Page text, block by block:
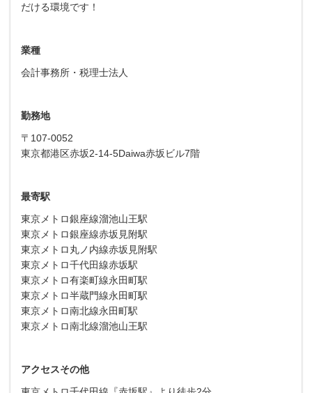
だける環境です！
業種
会計事務所・税理士法人
勤務地
〒107-0052
東京都港区赤坂2-14-5Daiwa赤坂ビル7階
最寄駅
東京メトロ銀座線溜池山王駅
東京メトロ銀座線赤坂見附駅
東京メトロ丸ノ内線赤坂見附駅
東京メトロ千代田線赤坂駅
東京メトロ有楽町線永田町駅
東京メトロ半蔵門線永田町駅
東京メトロ南北線永田町駅
東京メトロ南北線溜池山王駅
アクセスその他